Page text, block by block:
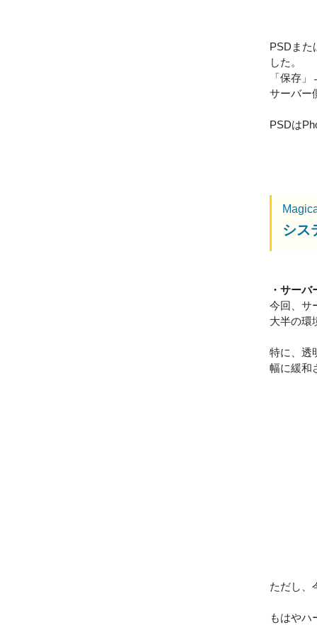
PSDまた
した。
「保存
サーバー
PSDは
シス
・サー
今回、サ
大半の環
特に、透
幅に緩和
ただし、
もはやハ